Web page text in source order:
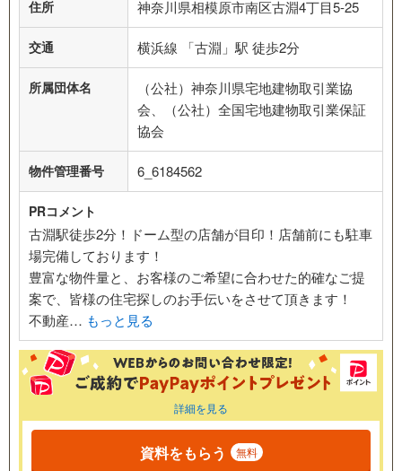
住所 神奈川県相模原市南区古淵4丁目5-25
交通 横浜線 「古淵」駅 徒歩2分
所属団体名
（公社）神奈川県宅地建物取引業協
会、（公社）全国宅地建物取引業保証
協会
物件管理番号 6_6184562
PRコメント
古淵駅徒歩2分！ドーム型の店舗が目印！店舗前にも駐車
場完備しております！
豊富な物件量と、お客様のご希望に合わせた的確なご提
案で、皆様の住宅探しのお手伝いをさせて頂きます！
不動産… もっと見る
詳細を見る
資料をもらう 無料